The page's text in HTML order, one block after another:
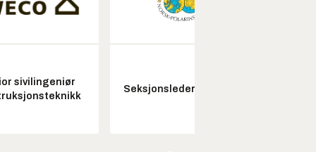
sivilingeniør
Seksjonsleder Nye Troll